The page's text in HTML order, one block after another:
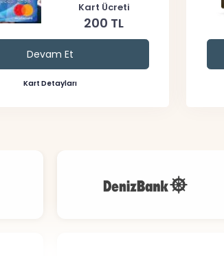
Kart Ücreti
200 TL
Devam Et
Kart Detayları